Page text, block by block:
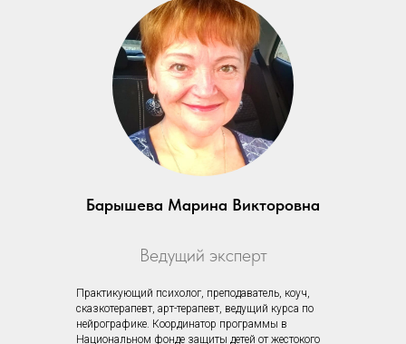
Барышева Марина Викторовна
Ведущий эксперт
Практикующий психолог, преподаватель, коуч,
сказкотерапевт, арт-терапевт, ведущий курса по
нейрографике. Координатор программы в
Национальном фонде защиты детей от жестокого